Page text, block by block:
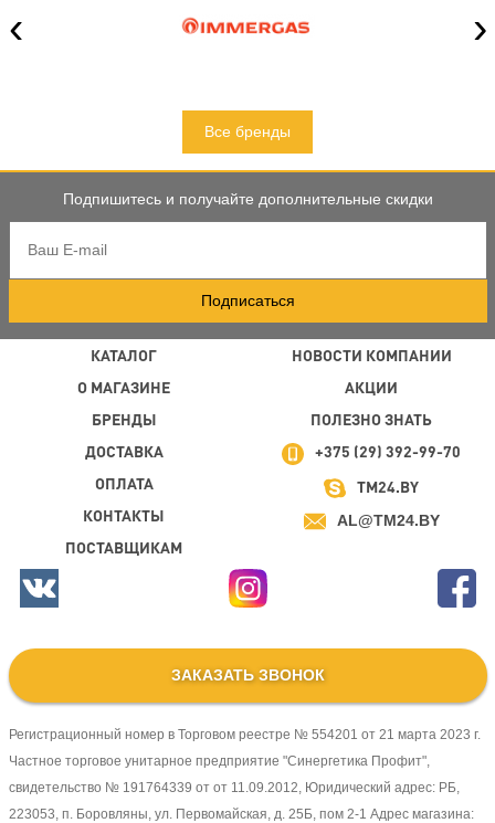
‹ ›
Все бренды
Подпишитесь и получайте дополнительные скидки
Подписаться
КАТАЛОГ
О МАГАЗИНЕ
БРЕНДЫ
НОВОСТИ КОМПАНИИ
АКЦИИ
ПОЛЕЗНО ЗНАТЬ
ДОСТАВКА
ОПЛАТА
КОНТАКТЫ
ПОСТАВЩИКАМ
+375 (29) 392-99-70
TM24.BY
AL@TM24.BY
ЗАКАЗАТЬ ЗВОНОК
Регистрационный номер в Торговом реестре № 554201 от 21 марта 2023 г.
Частное торговое унитарное предприятие "Синергетика Профит",
свидетельство № 191764339 от от 11.09.2012, Юридический адрес: РБ,
223053, п. Боровляны, ул. Первомайская, д. 25Б, пом 2-1 Адрес магазина: